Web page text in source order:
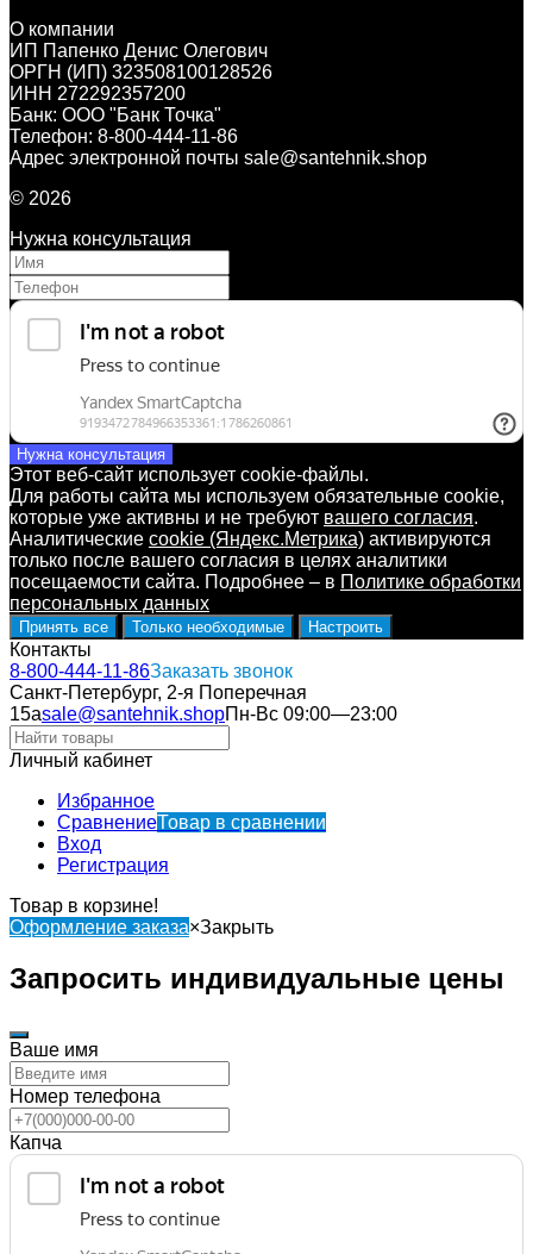
О компании
ИП Папенко Денис Олегович
ОРГН (ИП) 323508100128526
ИНН 272292357200
Банк: ООО "Банк Точка"
Телефон: 8-800-444-11-86
Адрес электронной почты sale@santehnik.shop
© 2026
Нужна консультация
Нужна консультация
Этот веб-сайт использует cookie-файлы.
Для работы сайта мы используем обязательные cookie,
которые уже активны и не требуют вашего согласия.
Аналитические cookie (Яндекс.Метрика) активируются
только после вашего согласия в целях аналитики
посещаемости сайта. Подробнее – в Политике обработки
персональных данных
Принять все Только необходимые Настроить
Контакты
8-800-444-11-86Заказать звонок
Санкт-Петербург, 2-я Поперечная
15аsale@santehnik.shopПн-Вс 09:00—23:00
Личный кабинет
Избранное
СравнениеТовар в сравнении
Вход
Регистрация
Товар в корзине!
Оформление заказа×Закрыть
Запросить индивидуальные цены
Ваше имя
Номер телефона
Капча